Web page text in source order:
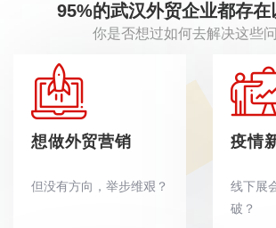
95%的武汉外贸企业都存在
你是否想过如何去解决这些
想做外贸营销
但没有方向，举步维艰？
疫情
线下展
破？